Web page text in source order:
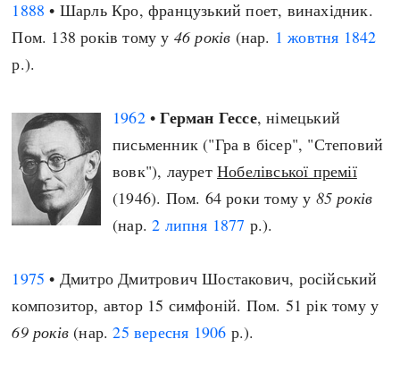
1888 • Шарль Кро, французький поет, винахідник.
Пом. 138 років тому у 46 років (нар. 1 жовтня 1842
р.).
1962•Герман Гессе, німецький
письменник ("Гра в бісер", "Степовий
вовк"), лауретНобелівської премії
(1946). Пом. 64 роки тому у 85 років
(нар.2 липня 1877 р.).
1975 • Дмитро Дмитрович Шостакович, російський
композитор, автор 15 симфоній. Пом. 51 рік тому у
69 років (нар.25 вересня 1906 р.).